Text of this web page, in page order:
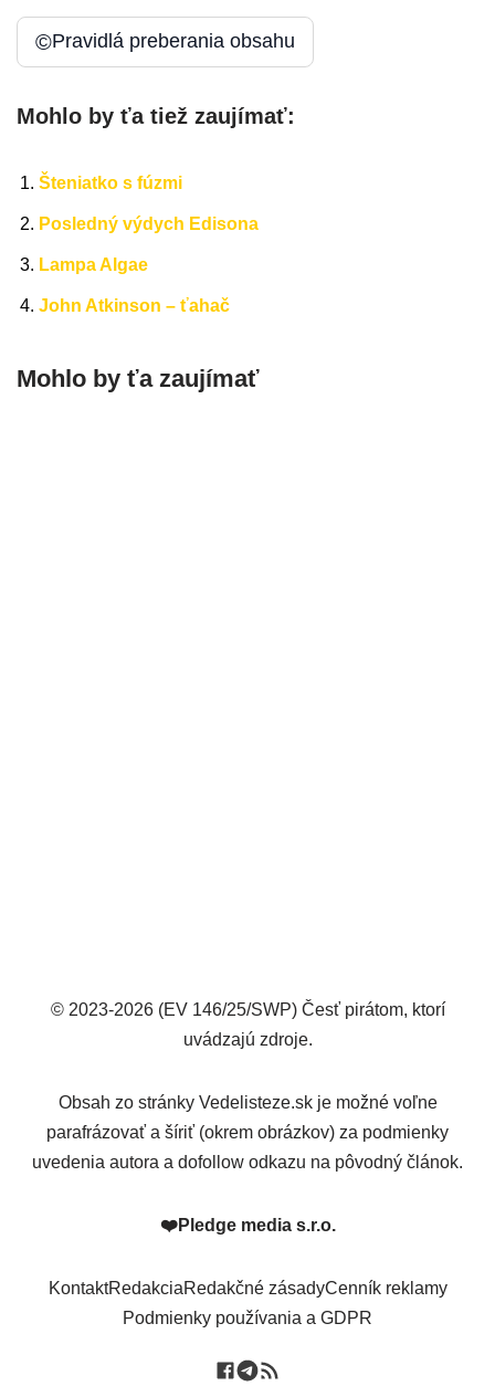
©Pravidlá preberania obsahu
Mohlo by ťa tiež zaujímať:
Šteniatko s fúzmi
Posledný výdych Edisona
Lampa Algae
John Atkinson – ťahač
Mohlo by ťa zaujímať
© 2023-2026 (EV 146/25/SWP) Česť pirátom, ktorí
uvádzajú zdroje.
Obsah zo stránky Vedelisteze.sk je možné voľne
parafrázovať a šíriť (okrem obrázkov) za podmienky
uvedenia autora a dofollow odkazu na pôvodný článok.
❤️Pledge media s.r.o.
KontaktRedakciaRedakčné zásadyCenník reklamy
Podmienky používania a GDPR